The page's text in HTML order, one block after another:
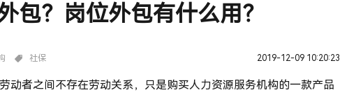
包？岗位外包有什么用？
社保 2019-12-09 10:20:23
动者之间不存在劳动关系，只是购买人力资源服务机构的一款产品